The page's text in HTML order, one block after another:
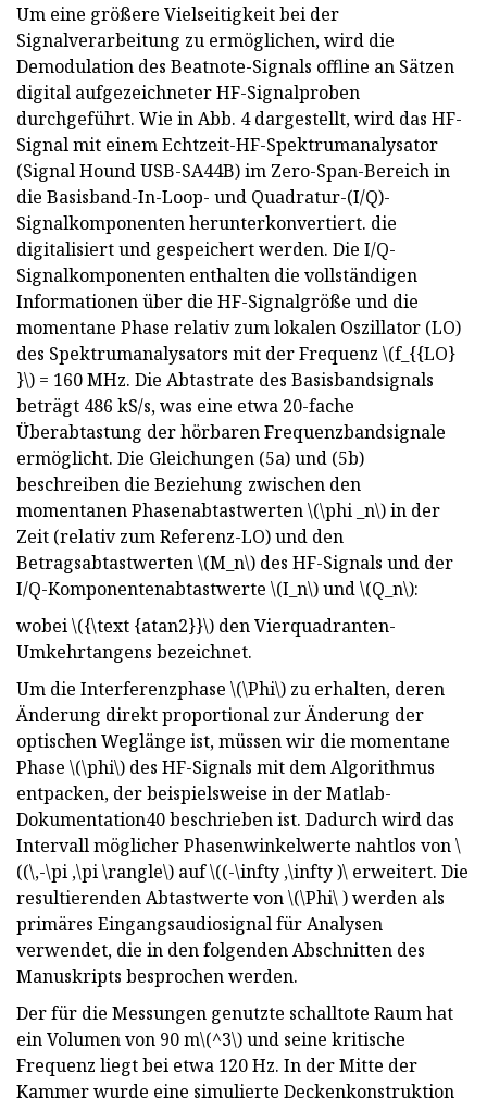
Um eine größere Vielseitigkeit bei der
Signalverarbeitung zu ermöglichen, wird die
Demodulation des Beatnote-Signals offline an Sätzen
digital aufgezeichneter HF-Signalproben
durchgeführt. Wie in Abb. 4 dargestellt, wird das HF-
Signal mit einem Echtzeit-HF-Spektrumanalysator
(Signal Hound USB-SA44B) im Zero-Span-Bereich in
die Basisband-In-Loop- und Quadratur-(I/Q)-
Signalkomponenten herunterkonvertiert. die
digitalisiert und gespeichert werden. Die I/Q-
Signalkomponenten enthalten die vollständigen
Informationen über die HF-Signalgröße und die
momentane Phase relativ zum lokalen Oszillator (LO)
des Spektrumanalysators mit der Frequenz \(f_{{LO}
}\) = 160 MHz. Die Abtastrate des Basisbandsignals
beträgt 486 kS/s, was eine etwa 20-fache
Überabtastung der hörbaren Frequenzbandsignale
ermöglicht. Die Gleichungen (5a) und (5b)
beschreiben die Beziehung zwischen den
momentanen Phasenabtastwerten \(\phi _n\) in der
Zeit (relativ zum Referenz-LO) und den
Betragsabtastwerten \(M_n\) des HF-Signals und der
I/Q-Komponentenabtastwerte \(I_n\) und \(Q_n\):
wobei \({\text {atan2}}\) den Vierquadranten-
Umkehrtangens bezeichnet.
Um die Interferenzphase \(\Phi\) zu erhalten, deren
Änderung direkt proportional zur Änderung der
optischen Weglänge ist, müssen wir die momentane
Phase \(\phi\) des HF-Signals mit dem Algorithmus
entpacken, der beispielsweise in der Matlab-
Dokumentation40 beschrieben ist. Dadurch wird das
Intervall möglicher Phasenwinkelwerte nahtlos von \
((\,-\pi ,\pi \rangle\) auf \((-\infty ,\infty )\ erweitert. Die
resultierenden Abtastwerte von \(\Phi\ ) werden als
primäres Eingangsaudiosignal für Analysen
verwendet, die in den folgenden Abschnitten des
Manuskripts besprochen werden.
Der für die Messungen genutzte schalltote Raum hat
ein Volumen von 90 m\(^3\) und seine kritische
Frequenz liegt bei etwa 120 Hz. In der Mitte der
Kammer wurde eine simulierte Deckenkonstruktion